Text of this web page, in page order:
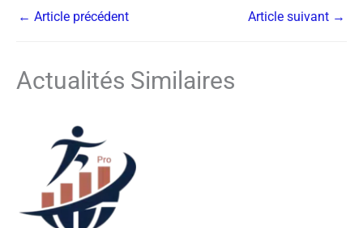
← Article précédent Article suivant →
Actualités Similaires